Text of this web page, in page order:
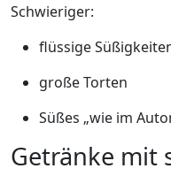
Schwieriger:
flüssige
große Torten
Süßes „wie im
Getränke mit